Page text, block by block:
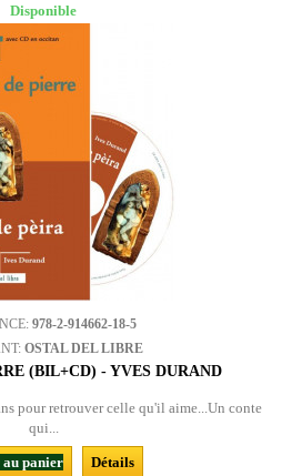
Disponible
978-2-914662-18-5
OSTAL DEL LIBRE
(BIL+CD) - YVES DURAND
pour retrouver celle qu'il aime...Un conte
qui...
panier
Détails